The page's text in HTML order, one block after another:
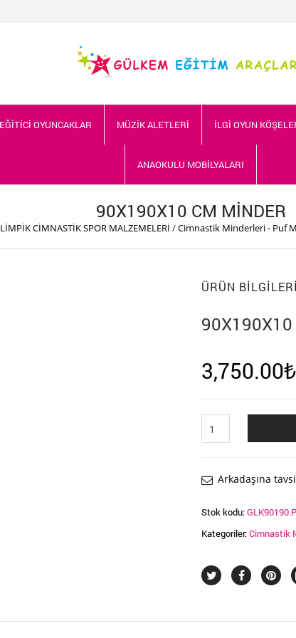
EĞİTİCİ OYUNCAKLAR MÜZİK ALETLERİ İLGİ OYUN
ANAOKULU MOBİLYALARI
90X190X10 CM MİNDER
CİMNASTİK SPOR MALZEMELERİ /Cimnastik Minderleri - Puf
ÜRÜN BILGILERI
90X190X10
3,750.00₺
CM
Arkadaşına
Stok kodu:
Kategoriler:Cimnastik